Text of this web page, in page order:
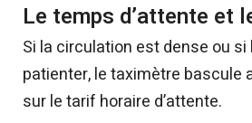
Le temps d’attente et
Si la circulation est dense ou
patienter, le taximètre bascule
sur le tarif horaire d’attente.